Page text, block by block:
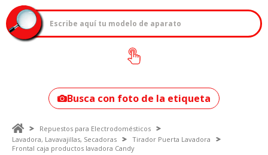
¿Cómo encontrar
tu modelo?
Busca con foto de la etiqueta
Repuestos para Electrodomésticos
Lavadora, Lavavajillas, Secadoras
Tirador Puerta Lavadora
Frontal caja productos lavadora Candy